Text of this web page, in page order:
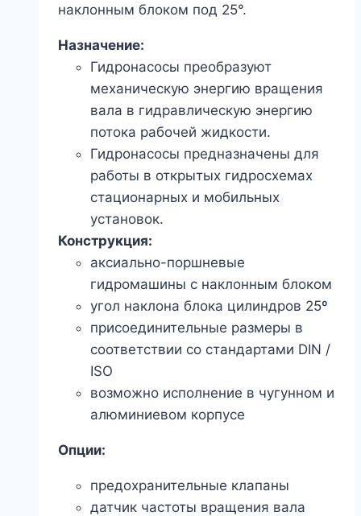
наклонным блоком под 25°.
Назначение:
Гидронасосы преобразуют
механическую энергию вращения
вала в гидравлическую энергию
потока рабочей жидкости.
Гидронасосы предназначены для
работы в открытых гидросхемах
стационарных и мобильных
установок.
Конструкция:
аксиально-поршневые
гидромашины с наклонным блоком
угол наклона блока цилиндров 25º
присоединительные размеры в
соответствии со стандартами DIN /
ISO
возможно исполнение в чугунном и
алюминиевом корпусе
Опции:
предохранительные клапаны
датчик частоты вращения вала